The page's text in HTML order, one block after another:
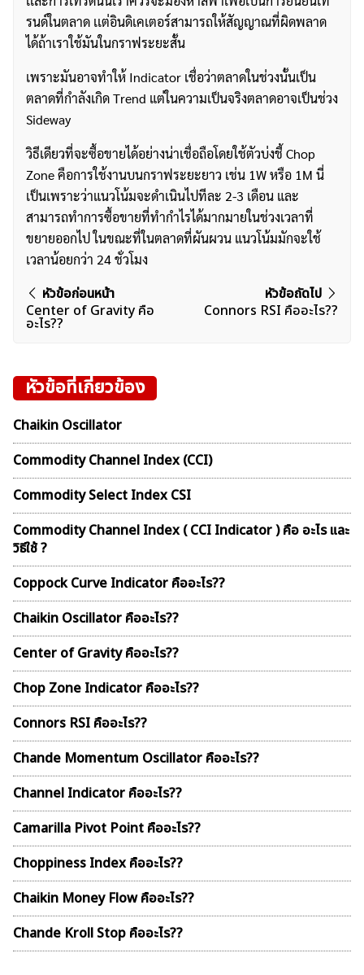
ค้นหา
สำหรับ:
รนด์ในตลาด เเต่อินดิเคเตอร์สามารถให้สัญญาณที่ผิดพลาด
ได้ถ้าเราใช้มันในกราฟระยะสั้น
เพราะมันอาจทำให้ Indicator เชื่อว่าตลาดในช่วงนั้นเป็น
ตลาดที่กำลังเกิด Trend แต่ในความเป็นจริงตลาดอาจเป็นช่วง
Sideway
วิธีเดียวที่จะซื้อขายได้อย่างน่าเชื่อถือโดยใช้ตัวบ่งชี้ Chop
Zone คือการใช้งานบนกราฟระยะยาว เช่น 1W หรือ 1M นี่
เป็นเพราะว่าแนวโน้มจะดำเนินไปทีละ 2-3 เดือน และ
สามารถทำการซื้อขายที่ทำกำไรได้มากมายในช่วงเวลาที่
ขยายออกไป ในขณะที่ในตลาดที่ผันผวน แนวโน้มมักจะใช้
เวลาน้อยกว่า 24 ชั่วโมง
แนะแนว
เรื่อง
หัวข้อก่อนหน้า
Center of Gravity คือ
อะไร??
หัวข้อถัดไป
Connors RSI คืออะไร??
หัวข้อที่เกี่ยวข้อง
Chaikin Oscillator
Commodity Channel Index (CCI)
Commodity Select Index CSI
Commodity Channel Index ( CCI Indicator ) คือ อะไร และ
วิธีใช้ ?
Coppock Curve Indicator คืออะไร??
Chaikin Oscillator คืออะไร??
Center of Gravity คืออะไร??
Chop Zone Indicator คืออะไร??
Connors RSI คืออะไร??
Chande Momentum Oscillator คืออะไร??
Channel Indicator คืออะไร??
Camarilla Pivot Point คืออะไร??
Choppiness Index คืออะไร??
Chaikin Money Flow คืออะไร??
Chande Kroll Stop คืออะไร??